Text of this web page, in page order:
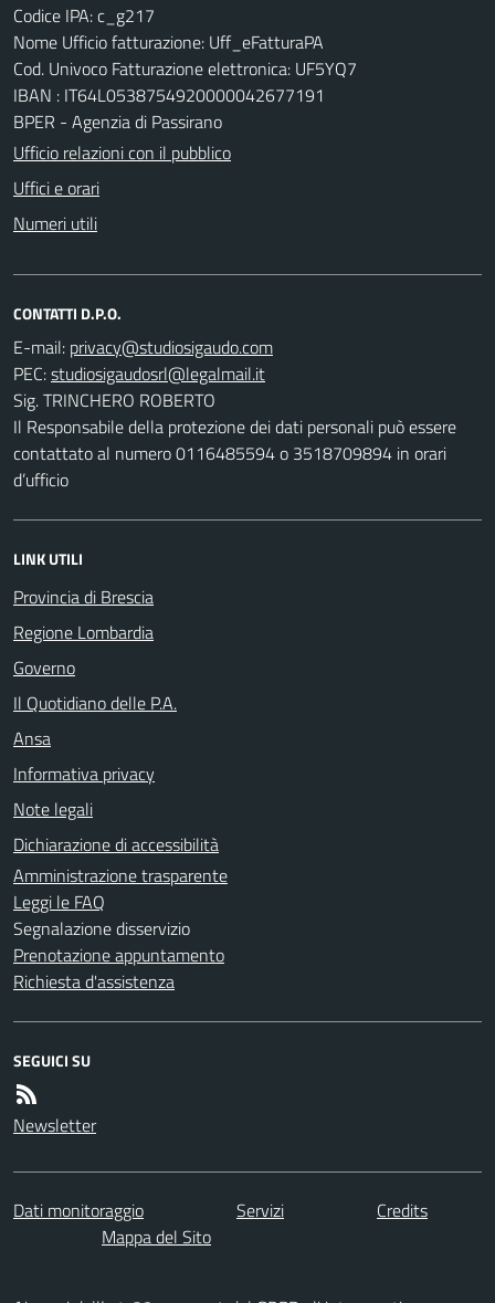
Codice IPA: c_g217
Nome Ufficio fatturazione: Uff_eFatturaPA
Cod. Univoco Fatturazione elettronica: UF5YQ7
IBAN : IT64L0538754920000042677191
BPER - Agenzia di Passirano
Ufficio relazioni con il pubblico
Uffici e orari
Numeri utili
CONTATTI D.P.O.
E-mail:
PEC:
Sig. TRINCHERO ROBERTO
Il Responsabile della protezione dei dati personali può essere
contattato al numero 0116485594 o 3518709894 in orari
d’ufficio
LINK UTILI
Provincia di Brescia
Regione Lombardia
Governo
Il Quotidiano delle P.A.
Ansa
Informativa privacy
Note legali
Dichiarazione di accessibilità
Amministrazione trasparente
Leggi le FAQ
Segnalazione disservizio
Prenotazione appuntamento
Richiesta d'assistenza
SEGUICI SU
Newsletter
Dati monitoraggio Servizi
Credits
Mappa del Sito